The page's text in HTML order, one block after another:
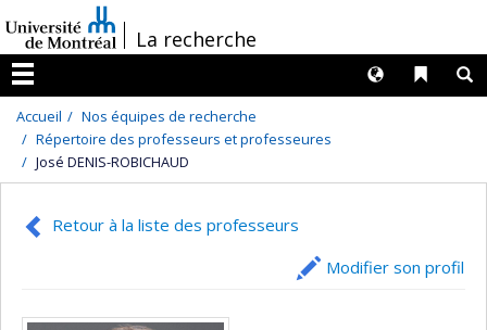
au
contenu
/La recherche
Menu
Liens
Langues
Accueil
Nos équipes de recherche
Répertoire des professeurs et professeures
José DENIS-ROBICHAUD
Retour à la liste des professeurs
Modifier son profil